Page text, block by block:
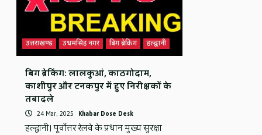
उत्तराखण्ड उधमसिंह नगर बिग ब्रेकिंग हल्द्वानी
बिग ब्रेकिंग: लालकुआं, काठगोदाम,
काशीपुर और टनकपुर में हुए निरीक्षकों के
तबादले
24 Mar, 2025 Khabar Dose Desk
हल्द्वानी। पूर्वोत्तर रेलवे के प्रधान मुख्य सुरक्षा